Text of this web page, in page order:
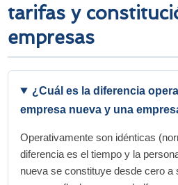
tarifas y
empresas
¿Cuál es la diferencia
empresa nueva y una
Operativamente son idénticas
diferencia es el tiempo y la
nueva se constituye desde cero a